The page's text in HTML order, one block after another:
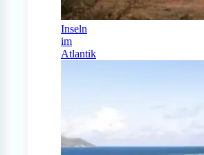
Inseln
im
Atlantik